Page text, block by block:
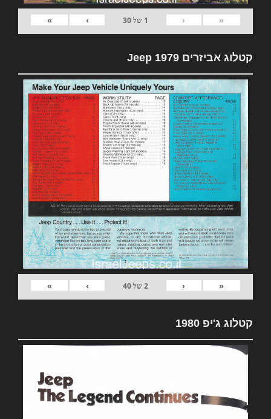
«
‹
1 של30
›
»
קטלוג אביזרים 1979 Jeep
«
‹
2של40
›
»
קטלוג ג'יפ 1980